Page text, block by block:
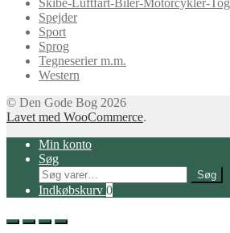
Skibe-Luftfart-Biler-Motorcykler-Tog
Spejder
Sport
Sprog
Tegneserier m.m.
Western
© Den Gode Bog 2026
Lavet med WooCommerce.
Min konto
Søg
Søg
efter:
Søg
Indkøbskurv 0